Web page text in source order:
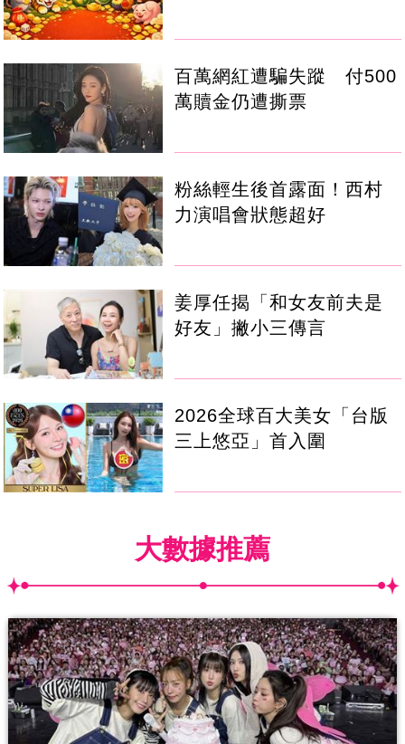
百萬網紅遭騙失蹤 付500
萬贖金仍遭撕票
粉絲輕生後首露面！西村
力演唱會狀態超好
姜厚任揭「和女友前夫是
好友」撇小三傳言
2026全球百大美女「台版
三上悠亞」首入圍
大數據推薦